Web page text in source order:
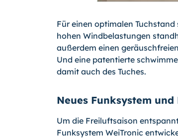
Für einen optimalen
hohen Windbelastungen
außerdem einen
Und eine patentierte
damit auch des Tuches.
Neues Funksystem
Um die Freiluftsaison
Funksystem WeiTronic